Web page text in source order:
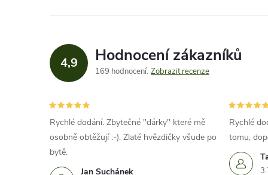
d
a
c
p
r
v
4,9 Hodnocení zákazníků
169 hodnocení Zobrazit recenze
Jan Suchánek
Rychlé dodání. Zbytečné "dárky" které mě
osobně obtěžují :-). Zlaté hvězdičky všude po
bytě.
Rychlé
tomu,